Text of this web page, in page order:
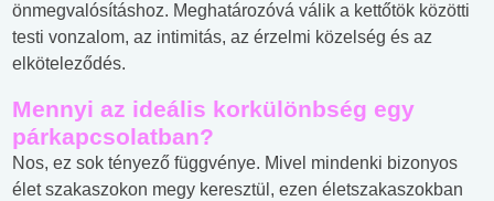
önmegvalósításhoz. Meghatározóvá válik a kettőtök közötti
testi vonzalom, az intimitás, az érzelmi közelség és az
elköteleződés.
Mennyi az ideális korkülönbség egy
párkapcsolatban?
Nos, ez sok tényező függvénye. Mivel mindenki bizonyos
élet szakaszokon megy keresztül, ezen életszakaszokban